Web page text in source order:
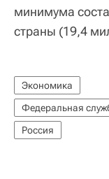
минимума
страны (19,4
Экономика
Федеральная
Россия